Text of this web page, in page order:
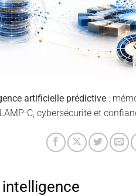
artificielle prédictive :
C, cybersécurité et